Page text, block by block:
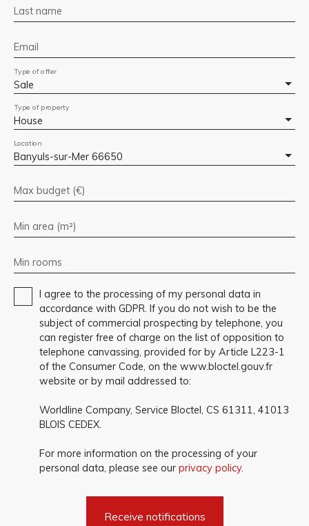
Last name
Email
Sale
Type of offer
House
Type of property
Banyuls-sur-Mer 66650
Location
Max budget (€)
Min area (m²)
Min rooms
I agree to the processing of my personal data in
accordance with GDPR. If you do not wish to be the
subject of commercial prospecting by telephone, you
can register free of charge on the list of opposition to
telephone canvassing, provided for by Article L223-1
of the Consumer Code, on the www.bloctel.gouv.fr
website or by mail addressed to:
Worldline Company, Service Bloctel, CS 61311, 41013
BLOIS CEDEX.
For more information on the processing of your
personal data, please see our privacy policy.
Receive notifications